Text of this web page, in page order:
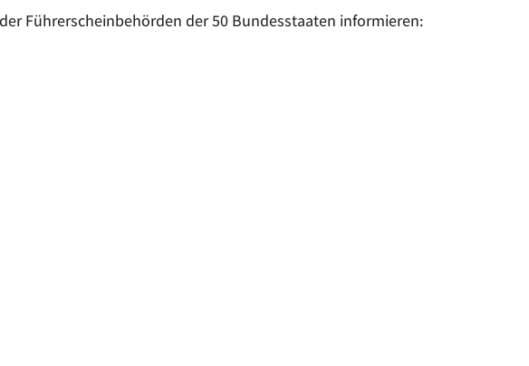
Führerscheinbehörden der 50 Bundesstaaten informieren: